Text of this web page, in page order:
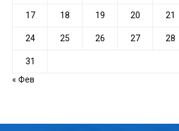
17 18 19 20 21
24 25 26 27 28
31
« Фев